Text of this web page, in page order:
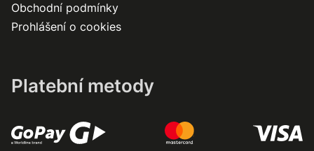
Obchodní podmínky
Prohlášení o cookies
Platební metody